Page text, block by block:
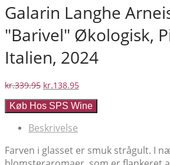
Galarin Langhe
"Barivel" Økologisk,
Italien, 2024
kr.339.95 Den
pris
kr.339.95.
kr.138.95Den
pris
Køb Hos SPS Wine
Beskrivelse
Farven i glasset er smuk strågult. I